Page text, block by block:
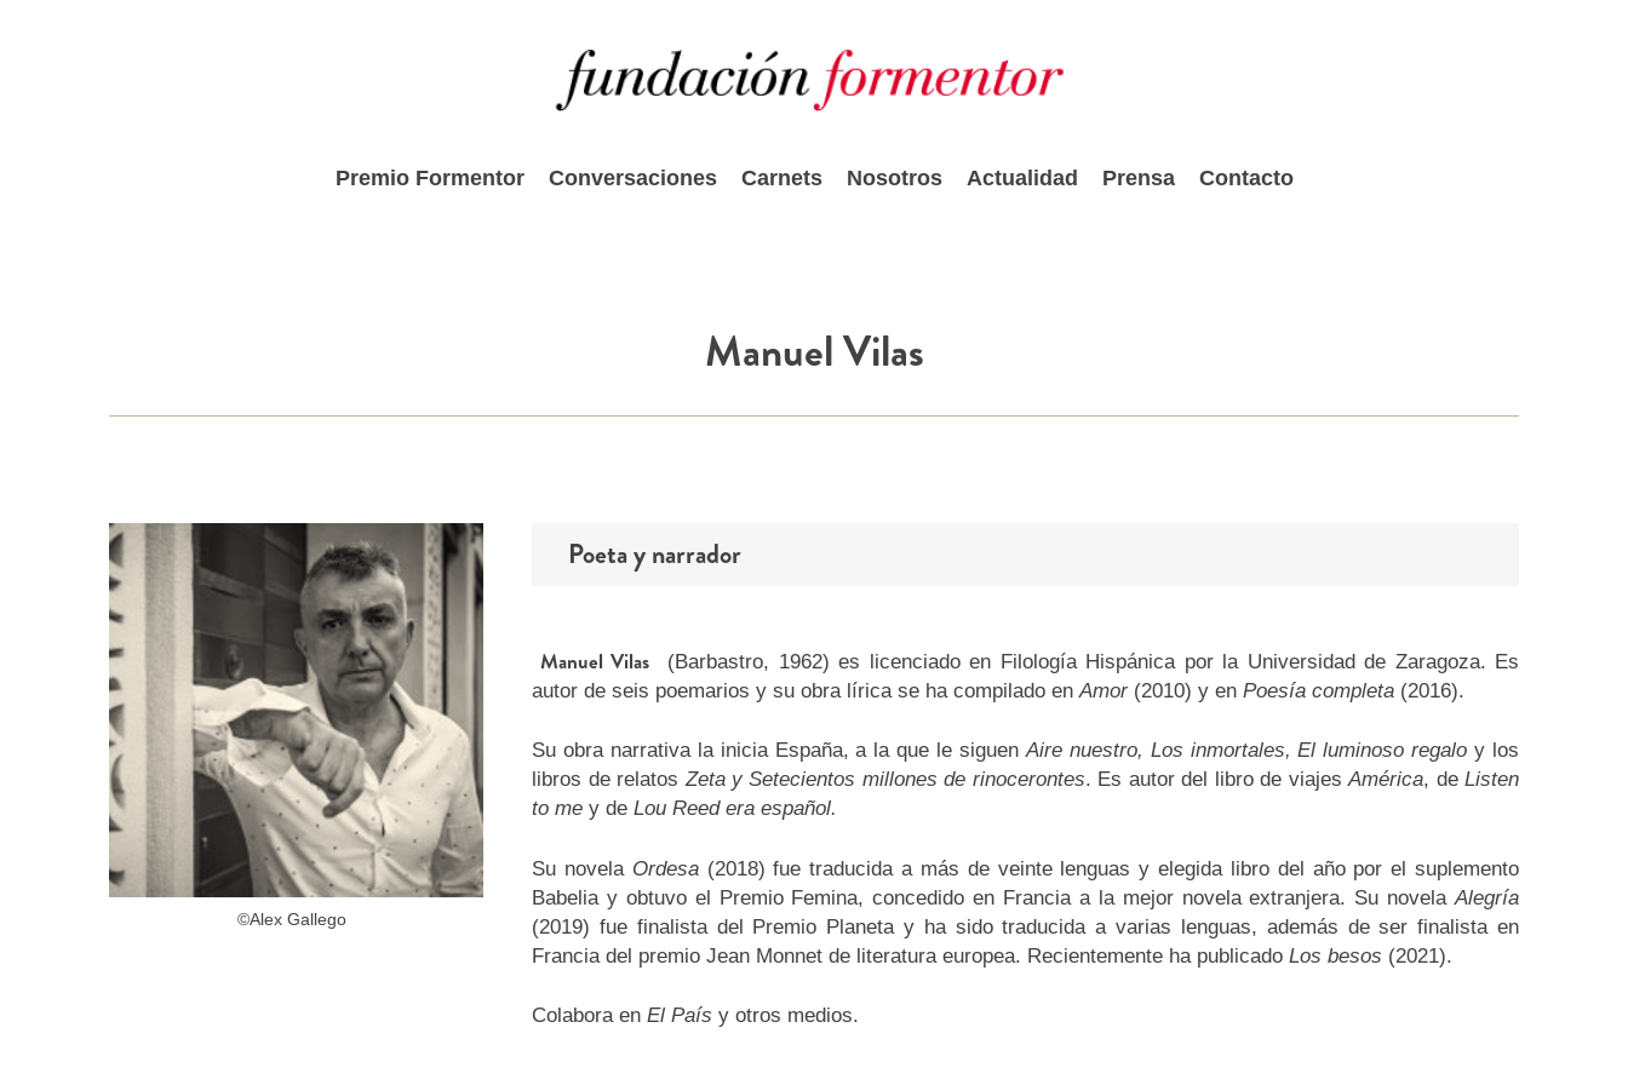
Premio Formentor Conversaciones Carnets Nosotros Actualidad Prensa Contacto
Manuel Vilas
©Alex Gallego
Poeta y narrador
Manuel Vilas (Barbastro, 1962) es licenciado en Filología Hispánica por la Universidad de Zaragoza. Es
autor de seis poemarios y su obra lírica se ha compilado enAmor (2010) y enPoesía completa (2016).
Su obra narrativa la inicia España, a la que le siguenAire nuestro, Los inmortales, El luminoso regaloy los
libros de relatosZeta y Setecientos millones de rinocerontes. Es autor del libro de viajesAmérica, deListen
to me y deLou Reed era español.
Su novela Ordesa(2018) fue traducida a más de veinte lenguas y elegida libro del año por el suplemento
Babelia y obtuvo el Premio Femina, concedido en Francia a la mejor novela extranjera. Su novela Alegría
(2019) fue finalista del Premio Planeta y ha sido traducida a varias lenguas, además de ser finalista en
Francia del premio Jean Monnet de literatura europea. Recientemente ha publicadoLos besos (2021).
Colabora enEl País y otros medios.